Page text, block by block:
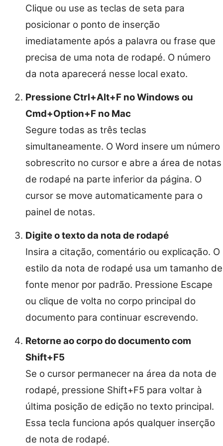
Clique ou use as teclas de seta para
posicionar o ponto de inserção
imediatamente após a palavra ou frase que
precisa de uma nota de rodapé. O número
da nota aparecerá nesse local exato.
Pressione Ctrl+Alt+F no Windows ou
Cmd+Option+F no Mac
Segure todas as três teclas
simultaneamente. O Word insere um número
sobrescrito no cursor e abre a área de notas
de rodapé na parte inferior da página. O
cursor se move automaticamente para o
painel de notas.
Digite o texto da nota de rodapé
Insira a citação, comentário ou explicação. O
estilo da nota de rodapé usa um tamanho de
fonte menor por padrão. Pressione Escape
ou clique de volta no corpo principal do
documento para continuar escrevendo.
Retorne ao corpo do documento com
Shift+F5
Se o cursor permanecer na área da nota de
rodapé, pressione Shift+F5 para voltar à
última posição de edição no texto principal.
Essa tecla funciona após qualquer inserção
de nota de rodapé.